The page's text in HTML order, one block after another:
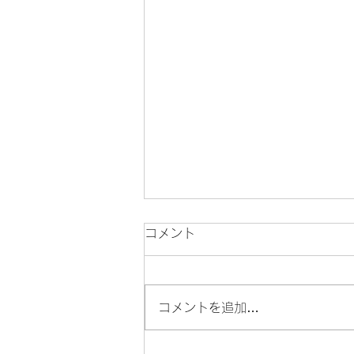
コメント
コメントを追加…